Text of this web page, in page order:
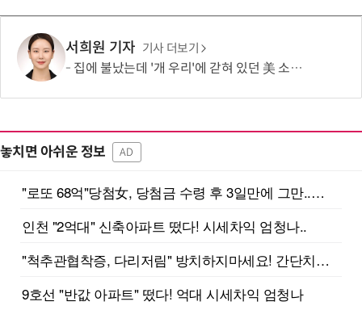
서희원 기자 기사 더보기
집에 불났는데 '개 우리'에 갇혀 있던 美 소년…“아이가 스스로 들어갔다?”
놓치면 아쉬운 정보 AD